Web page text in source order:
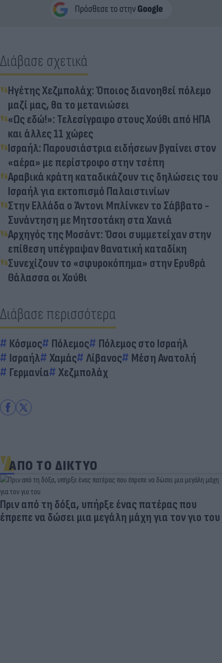
Διάβασε σχετικά
Ηγέτης Χεζμπολάχ: Όποιος διανοηθεί πόλεμο
μαζί μας, θα το μετανιώσει
«Ως εδώ!»: Τελεσίγραφο στους Χούθι από ΗΠΑ
και άλλες 11 χώρες
Ισραήλ: Παρουσιάστρια ειδήσεων βγαίνει στον
«αέρα» με περίστροφο στην τσέπη
Αραβικά κράτη καταδικάζουν τις δηλώσεις του
Ισραήλ για εκτοπισμό Παλαιστινίων
Στην Ελλάδα ο Άντονι Μπλίνκεν το Σάββατο -
Συνάντηση με Μητσοτάκη στα Χανιά
Αρχηγός της Μοσάντ: Όσοι συμμετείχαν στην
επίθεση υπέγραψαν θανατική καταδίκη
Συνεχίζουν το «σφυροκόπημα» στην Ερυθρά
Θάλασσα οι Χούθι
Διάβασε περισσότερα
Κόσμος Πόλεμος
Πόλεμος στο Ισραήλ
Ισραήλ
Χαμάς Λίβανος
Μέση Ανατολή
Γερμανία
Χεζμπολάχ
ΑΠΟ ΤΟ ΔΙΚΤΥΟ
Πριν από τη δόξα, υπήρξε ένας πατέρας που
έπρεπε να δώσει μια μεγάλη μάχη για τον γιο του